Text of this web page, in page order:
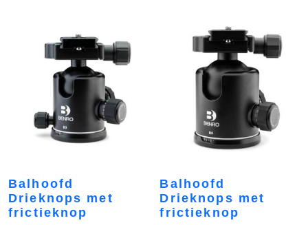
Balhoofd
Drieknops met
frictieknop
Balhoofd
Drieknops met
frictieknop